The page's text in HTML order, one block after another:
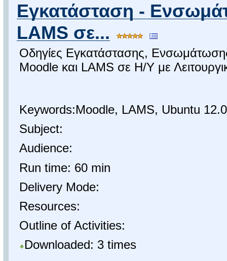
Εγκατάσταση -
LAMS σε...
Οδηγίες Εγκατάστασης,
Moodle και LAMS σε Η/Υ με
Keywords:Moodle, LAMS, Ubuntu
Subject:
Audience:
Run time: 60 min
Delivery Mode:
Resources:
Outline of Activities:
Downloaded: 3 times